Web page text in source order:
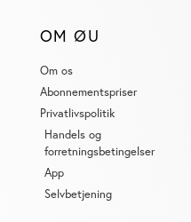
OM ØU
Om os
Abonnementspriser
Privatlivspolitik
Handels og
forretningsbetingelser
App
Selvbetjening